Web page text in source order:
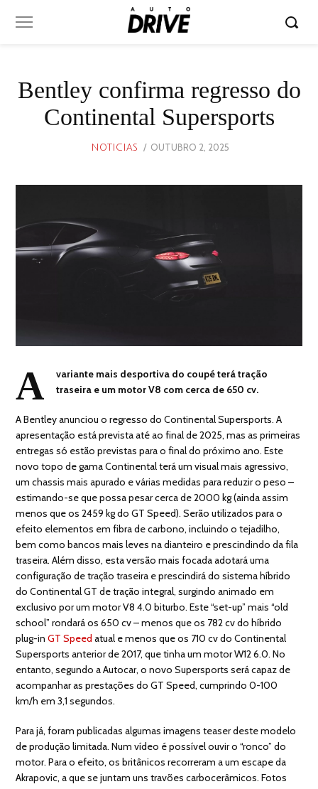
Bentley confirma regresso do
Continental Supersports
NOTICIAS
POSTED
OUTUBRO 2, 2025
A
variante mais desportiva do coupé terá tração
traseira e um motor V8 com cerca de 650 cv.
A Bentley anunciou o regresso do Continental Supersports. A
apresentação está prevista até ao final de 2025, mas as primeiras
entregas só estão previstas para o final do próximo ano. Este
novo topo de gama Continental terá um visual mais agressivo,
um chassis mais apurado e várias medidas para reduzir o peso –
estimando-se que possa pesar cerca de 2000 kg (ainda assim
menos que os 2459 kg do GT Speed). Serão utilizados para o
efeito elementos em fibra de carbono, incluindo o tejadilho,
bem como bancos mais leves na dianteiro e prescindindo da fila
traseira. Além disso, esta versão mais focada adotará uma
configuração de tração traseira e prescindirá do sistema híbrido
do Continental GT de tração integral, surgindo animado em
exclusivo por um motor V8 4.0 biturbo. Este “set-up” mais “old
school” rondará os 650 cv – menos que os 782 cv do híbrido
plug-inGT Speed atual e menos que os 710 cv do Continental
Supersports anterior de 2017, que tinha um motor W12 6.0. No
entanto, segundo a Autocar, o novo Supersports será capaz de
acompanhar as prestações do GT Speed, cumprindo 0-100
km/h em 3,1 segundos.
Para já, foram publicadas algumas imagens teaser deste modelo
de produção limitada. Num vídeo é possível ouvir o “ronco” do
motor. Para o efeito, os britânicos recorreram a um escape da
Akrapovic, a que se juntam uns travões carbocerâmicos. Fotos